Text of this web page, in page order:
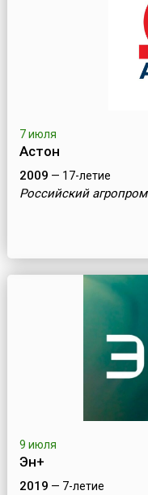
7 июля
Астон
2009 — 17-летие
Российский
9 июля
Эн+
2019 — 7-летие